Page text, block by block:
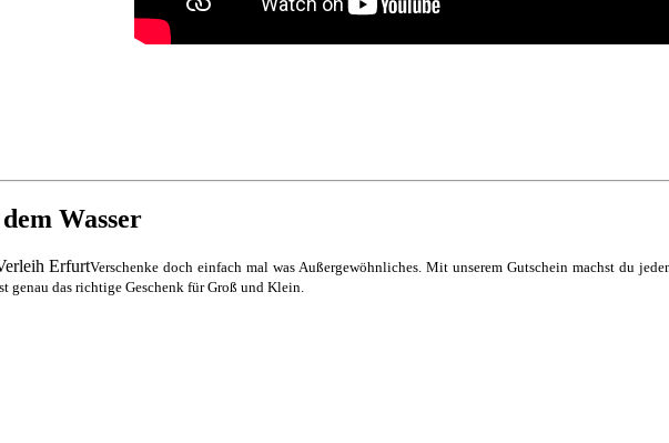
Wasser
Verschenke doch einfach mal was Außergewöhnliches. Mit unserem Gutschein machst du
genau das richtige Geschenk für Groß und Klein.